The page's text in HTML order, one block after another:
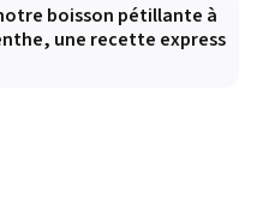
boisson pétillante à
une recette express